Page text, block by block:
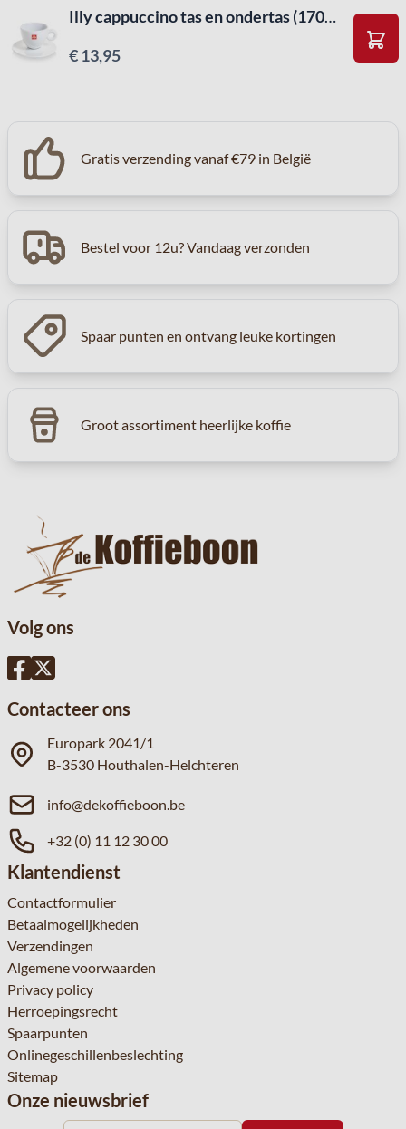
Illy cappuccino tas en ondertas (170ml)
€ 13,95
In
Gratis verzending vanaf €79 in België
Bestel voor 12u? Vandaag verzonden
Spaar punten en ontvang leuke kortingen
Groot assortiment heerlijke koffie
Volg ons
Contacteer ons
Europark 2041/1
B-3530 Houthalen-Helchteren
info@dekoffieboon.be
+32 (0) 11 12 30 00
Klantendienst
Contactformulier
Betaalmogelijkheden
Verzendingen
Algemene voorwaarden
Privacy policy
Herroepingsrecht
Spaarpunten
Onlinegeschillenbeslechting
Sitemap
Onze nieuwsbrief